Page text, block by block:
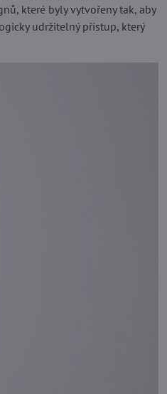
které byly vytvořeny tak, aby
udržitelný přístup, který